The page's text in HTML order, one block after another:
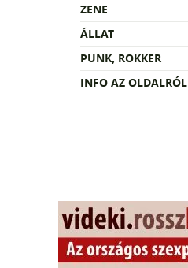
ZENE
ÁLLAT
PUNK, ROKKER
INFO AZ OLDALRÓL